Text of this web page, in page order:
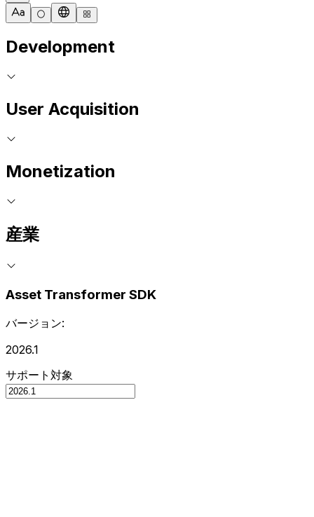
Development
User Acquisition
Monetization
産業
Asset Transformer SDK
バージョン:
2026.1
サポート対象